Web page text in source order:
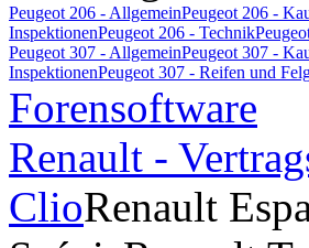
Peugeot 206 - AllgemeinPeugeot 206 -
InspektionenPeugeot 206 - Technik
Peugeot 307 - AllgemeinPeugeot 307 -
InspektionenPeugeot 307 - Reifen und
Forensoftware
Renault -
ClioRenault